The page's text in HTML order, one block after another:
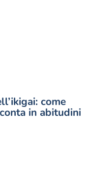
come
in abitudini